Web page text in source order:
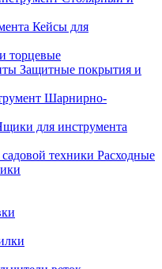
Кейсы для
торцевые
Защитные покрытия и
Шарнирно-
для инструмента
Расходные